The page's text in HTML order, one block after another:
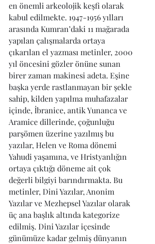
en önemli arkeolojik keşfi olarak
kabul edilmekte. 1947-1956 yılları
arasında Kumran’daki 11 mağarada
yapılan çalışmalarda ortaya
çıkarılan el yazması metinler, 2000
yıl öncesini gözler önüne sunan
birer zaman makinesi adeta. Eşine
başka yerde rastlanmayan bir şekle
sahip, kilden yapılma muhafazalar
içinde, İbranice, antik Yunanca ve
Aramice dillerinde, çoğunluğu
parşömen üzerine yazılmış bu
yazılar, Helen ve Roma dönemi
Yahudi yaşamına, ve Hristyanlığın
ortaya çıktığı döneme ait çok
değerli bilgiyi barındırmakta. Bu
metinler, Dini Yazılar, Anonim
Yazılar ve Mezhepsel Yazılar olarak
üç ana başlık altında kategorize
edilmiş. Dini Yazılar içesinde
günümüze kadar gelmiş dünyanın